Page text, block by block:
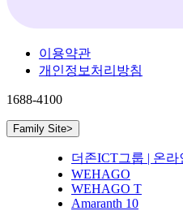
이용약관
개인정보처리방침
1688-4100
Family Site>
더존ICT그룹 | 온라
WEHAGO
WEHAGO T
Amaranth 10